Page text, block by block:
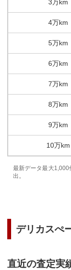
3万km
4万km
5万km
6万km
7万km
8万km
9万km
10万km
最新データ最大1,000
出。
デリカスぺ
直近の査定実